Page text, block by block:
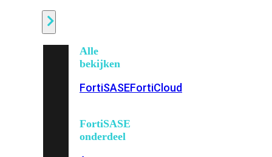
Alle
bekijken
FortiSASEFortiCloud
FortiSASE
onderdeel